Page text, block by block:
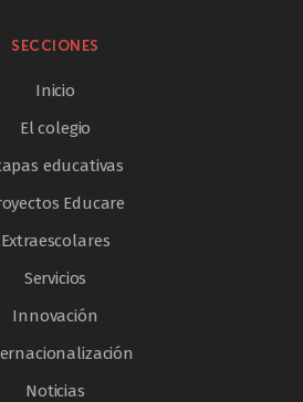
SECCIONES
Inicio
El colegio
educativas
Educare
Extraescolares
Servicios
Innovación
Noticias